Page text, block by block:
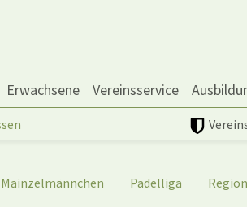
Erwachsene Vereinsservice
Mainzelmännchen Padelliga